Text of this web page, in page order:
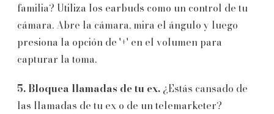
familia? Utiliza los earbuds como un control de tu
cámara. Abre la cámara, mira el ángulo y luego
presiona la opción de '+' en el volumen para
capturar la toma.
5. Bloquea llamadas de tu ex. ¿Estás cansado de
las llamadas de tu ex o de un telemarketer?